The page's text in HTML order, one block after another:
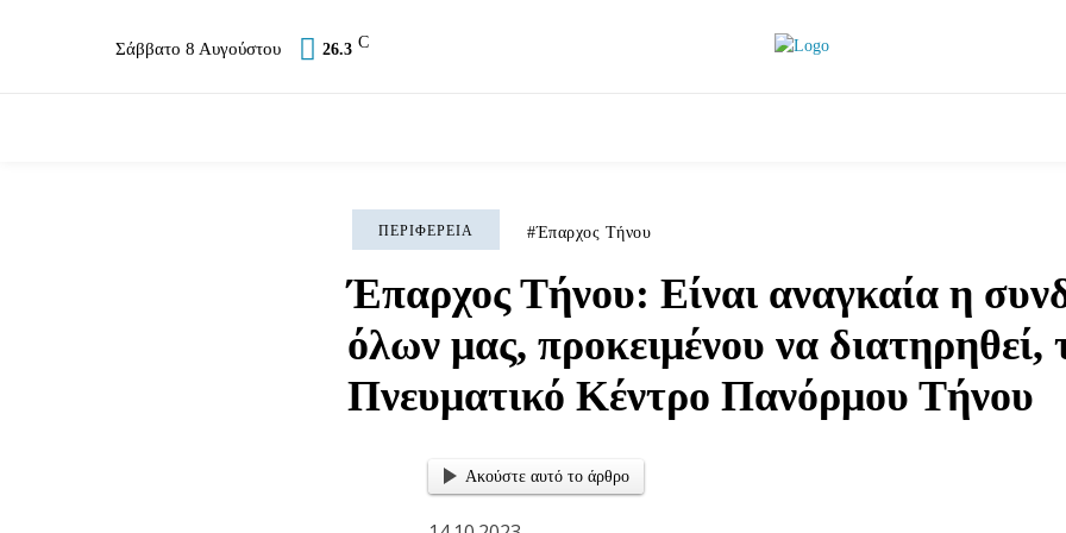
Σάββατο 8 Αυγούστου 26.3 C
ΠΕΡΙΦΈΡΕΙΑ Έπαρχος Τήνου
Έπαρχος Τήνου: Είναι αναγκαία η
όλων μας, προκειμένου να διατηρηθεί,
Πνευματικό Κέντρο Πανόρμου Τήνου
Ακούστε αυτό το άρθρο